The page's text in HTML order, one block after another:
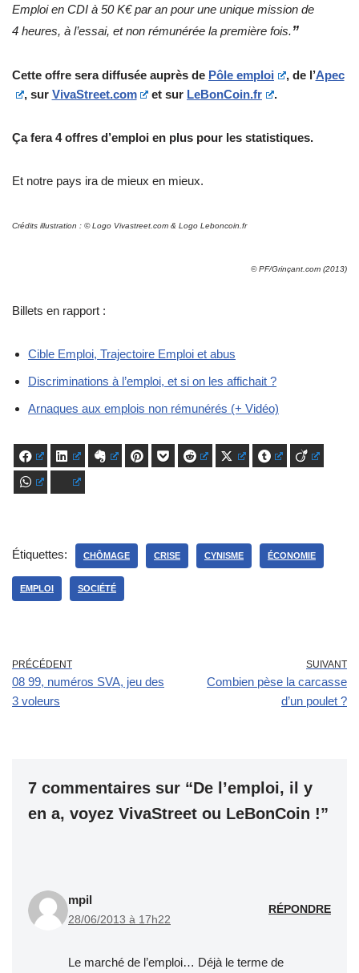
Emploi en CDI à 50 K€ par an pour une unique mission de
4 heures, à l’essai, et non rémunérée la première fois.”
Cette offre sera diffusée auprès de Pôle emploi , de l’Apec
, sur VivaStreet.com et sur LeBonCoin.fr .
Ça fera 4 offres d’emploi en plus pour les statistiques.
Et notre pays ira de mieux en mieux.
Crédits illustration : © Logo Vivastreet.com & Logo Leboncoin.fr
© PF/Grinçant.com (2013)
Billets en rapport :
Cible Emploi, Trajectoire Emploi et abus
Discriminations à l’emploi, et si on les affichait ?
Arnaques aux emplois non rémunérés (+ Vidéo)
FacebookLinkedIn Evernote PinterestPocket Reddit X Tumblr Viadeo
WhatsAppBluesky
Étiquettes: CHÔMAGE CRISE CYNISME ÉCONOMIE
EMPLOI SOCIÉTÉ
PRÉCÉDENT
08 99, numéros SVA, jeu des
3 voleurs
SUIVANT
Combien pèse la carcasse
d’un poulet ?
7 commentaires sur “De l’emploi, il y
en a, voyez VivaStreet ou LeBonCoin !”
mpil
28/06/2013 à 17h22
RÉPONDRE
Le marché de l’emploi… Déjà le terme de